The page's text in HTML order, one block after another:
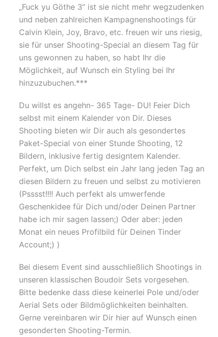
„Fuck yu Göthe 3“ ist sie nicht mehr wegzudenken
und neben zahlreichen Kampagnenshootings für
Calvin Klein, Joy, Bravo, etc. freuen wir uns riesig,
sie für unser Shooting-Special an diesem Tag für
uns gewonnen zu haben, so habt Ihr die
Möglichkeit, auf Wunsch ein Styling bei Ihr
hinzuzubuchen.***
Du willst es angehn- 365 Tage- DU! Feier Dich
selbst mit einem Kalender von Dir. Dieses
Shooting bieten wir Dir auch als gesondertes
Paket-Special von einer Stunde Shooting, 12
Bildern, inklusive fertig designtem Kalender.
Perfekt, um Dich selbst ein Jahr lang jeden Tag an
diesen Bildern zu freuen und selbst zu motivieren
(Psssst!!!! Auch perfekt als umwerfende
Geschenkidee für Dich und/oder Deinen Partner
habe ich mir sagen lassen;) Oder aber: jeden
Monat ein neues Profilbild für Deinen Tinder
Account;) )
Bei diesem Event sind ausschließlich Shootings in
unseren klassischen Boudoir Sets vorgesehen.
Bitte bedenke dass diese keinerlei Pole und/oder
Aerial Sets oder Bildmöglichkeiten beinhalten.
Gerne vereinbaren wir Dir hier auf Wunsch einen
gesonderten Shooting-Termin.